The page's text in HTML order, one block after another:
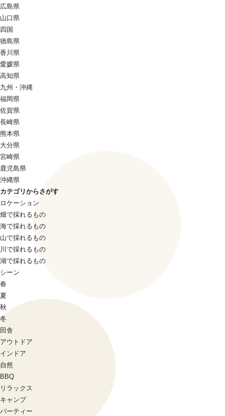
広島県
山口県
四国
徳島県
香川県
愛媛県
高知県
九州・沖縄
福岡県
佐賀県
長崎県
熊本県
大分県
宮崎県
鹿児島県
沖縄県
カテゴリからさがす
ロケーション
畑で採れるもの
海で採れるもの
山で採れるもの
川で採れるもの
湖で採れるもの
シーン
春
夏
秋
冬
田舎
アウトドア
インドア
自然
BBQ
リラックス
キャンプ
パーティー